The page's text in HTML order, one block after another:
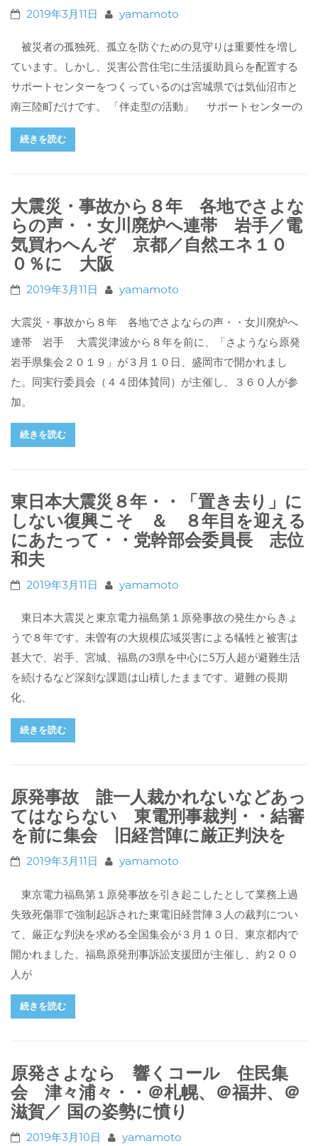
2019年3月11日 yamamoto
被災者の孤独死、孤立を防ぐための見守りは重要性を増し
ています。しかし、災害公営住宅に生活援助員らを配置する
サポートセンターをつくっているのは宮城県では気仙沼市と
南三陸町だけです。 「伴走型の活動」 サポートセンターの
続きを読む
大震災・事故から８年 各地でさよな
らの声・・女川廃炉へ連帯 岩手／電
気買わへんぞ 京都／自然エネ１０
０％に 大阪
2019年3月11日 yamamoto
大震災・事故から８年 各地でさよならの声・・女川廃炉へ
連帯 岩手 大震災津波から８年を前に、「さようなら原発
岩手県集会２０１９」が３月１０日、盛岡市で開かれまし
た。同実行委員会（４４団体賛同）が主催し、３６０人が参
加。
続きを読む
東日本大震災８年・・「置き去り」に
しない復興こそ ＆ ８年目を迎える
にあたって・・党幹部会委員長 志位
和夫
2019年3月11日 yamamoto
東日本大震災と東京電力福島第１原発事故の発生からきょ
うで８年です。未曽有の大規模広域災害による犠牲と被害は
甚大で、岩手、宮城、福島の3県を中心に5万人超が避難生活
を続けるなど深刻な課題は山積したままです。避難の長期
化、
続きを読む
原発事故 誰一人裁かれないなどあっ
てはならない 東電刑事裁判・・結審
を前に集会 旧経営陣に厳正判決を
2019年3月11日 yamamoto
東京電力福島第１原発事故を引き起こしたとして業務上過
失致死傷罪で強制起訴された東電旧経営陣３人の裁判につい
て、厳正な判決を求める全国集会が３月１０日、東京都内で
開かれました。福島原発刑事訴訟支援団が主催し、約２００
人が
続きを読む
原発さよなら 響くコール 住民集
会 津々浦々・・＠札幌、＠福井、＠
滋賀／ 国の姿勢に憤り
2019年3月10日 yamamoto